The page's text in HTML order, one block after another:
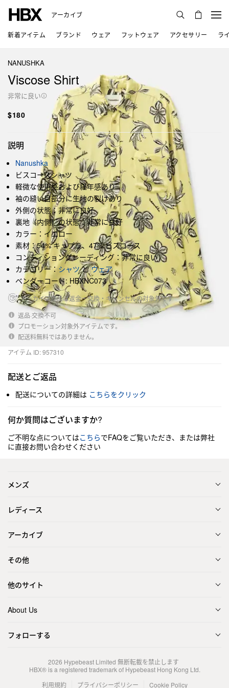
アーカイブ
新着アイテム ブランド ウェア フットウェア アクセサリー ラ
NANUSHKA
Viscose Shirt
非常に良い
$180
説明
Nanushka
ビスコースシャツ
軽微な使用感および経年感あり
袖の縫い目部分に生地の裂けあり
外側の状態：非常に良好
裏地（内側）の状態：非常に良好
カラー：イエロー
素材：54% キュプラ、47% ビスコース
コンディショングレーディング：非常に良い
カテゴリー：シャツとウェア
ベンダーコード: HBXNC073
アーカイブ商品は返金・交換・キャンセルの対象外です
返品·交換不可
プロモーション対象外アイテムです。
配送料無料ではありません。
アイテム ID: 957310
配送とご返品
配送についての詳細は こちらをクリック
何か質問はございますか?
ご不明な点についてはこちらでFAQをご覧いただき、または弊社
に直接お問い合わせください
メンズ
レディース
アーカイブ
その他
他のサイト
About Us
フォローする
2026 Hypebeast Limited 無断転載を禁止します
HBX® is a registered trademark of Hypebeast Hong Kong Ltd.
利用規約
プライバシーポリシー Cookie Policy